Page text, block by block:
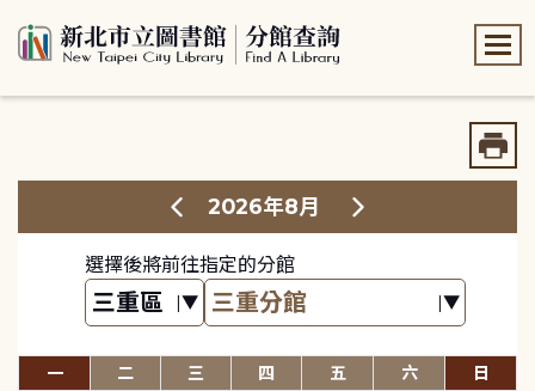
2026年8月
選擇後將前往指定的分館
一 二 三 四 五 六 日